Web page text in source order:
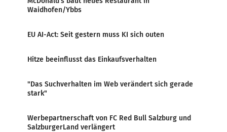
Waidhofen/Ybbs
EU AI-Act: Seit gestern muss KI sich outen
Hitze beeinflusst das Einkaufsverhalten
"Das Suchverhalten im Web verändert sich gerade
stark"
Werbepartnerschaft von FC Red Bull Salzburg und
SalzburgerLand verlängert